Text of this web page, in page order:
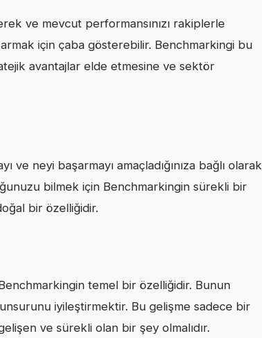
ve mevcut performansınızı rakiplerle
için çaba gösterebilir. Benchmarkingi bu
avantajlar elde etmesine ve sektör
neyi başarmayı amaçladığınıza bağlı olarak
bilmek için Benchmarkingin sürekli bir
bir özelliğidir.
temel bir özelliğidir. Bunun
iyileştirmektir. Bu gelişme sadece bir
ve sürekli olan bir şey olmalıdır.